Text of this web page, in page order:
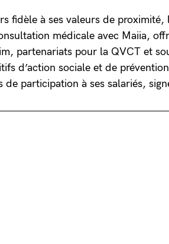
fidèle à ses valeurs de
médicale avec Maiia,
partenariats pour la QVCT et
d’action sociale et de
de participation à ses salariés,